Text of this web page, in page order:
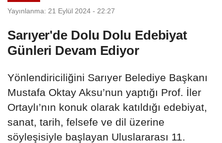
Yayınlanma: 21 Eylül 2024 - 22:27
Sarıyer'de Dolu Dolu Edebiyat
Günleri Devam Ediyor
Yönlendiriciliğini Sarıyer Belediye Başkanı
Mustafa Oktay Aksu’nun yaptığı Prof. İler
Ortaylı’nın konuk olarak katıldığı edebiyat,
sanat, tarih, felsefe ve dil üzerine
söyleşisiyle başlayan Uluslararası 11.